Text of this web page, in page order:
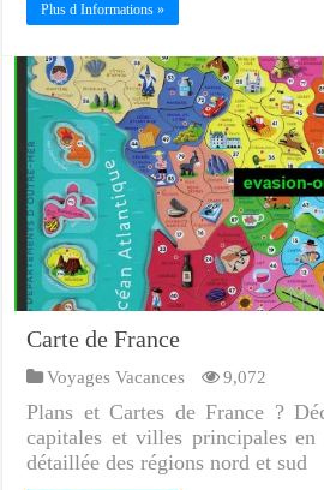
Plus d Informations »
Carte de France
Voyages Vacances 9,072
Plans et Cartes de France ?
capitales et villes principales en
détaillée des régions nord et sud